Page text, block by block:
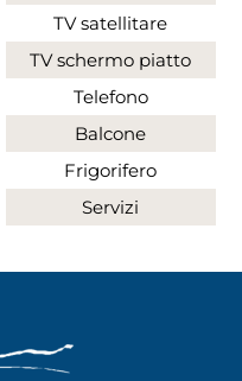
TV satellitare
TV schermo piatto
Telefono
Balcone
Frigorifero
Servizi